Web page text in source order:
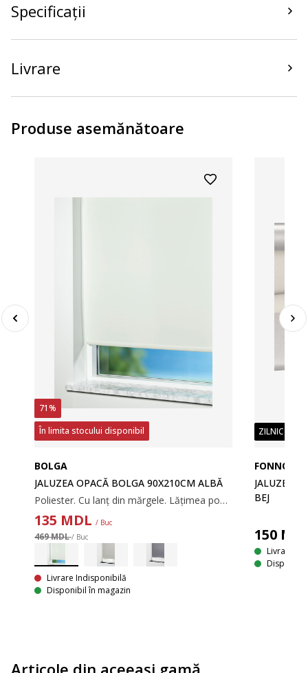
Specificații
Livrare
Produse asemănătoare
71%
În limita stocului disponibil
BOLGA
JALUZEA OPACĂ BOLGA 90X210CM ALBĂ
Poliester. Cu lanț din mărgele. Lățimea poate fi ajustată. 90x210 cm
135 MDL / Buc
469 MDL/ Buc
Livrare Indisponibilă
Disponibil în magazin
ZILNIC PREȚ
FONNO
JALUZEA
BEJ
150
Livrare
Disponibil
Articole din aceeaşi gamă